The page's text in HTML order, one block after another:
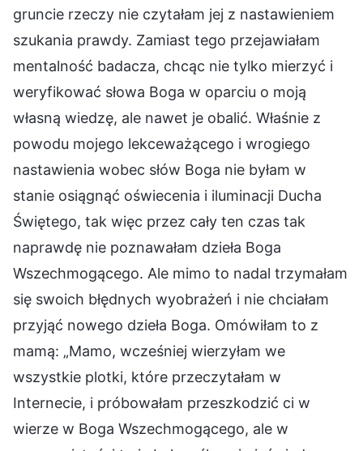
gruncie rzeczy nie czytałam jej z nastawieniem
szukania prawdy. Zamiast tego przejawiałam
mentalność badacza, chcąc nie tylko mierzyć i
weryfikować słowa Boga w oparciu o moją
własną wiedzę, ale nawet je obalić. Właśnie z
powodu mojego lekceważącego i wrogiego
nastawienia wobec słów Boga nie byłam w
stanie osiągnąć oświecenia i iluminacji Ducha
Świętego, tak więc przez cały ten czas tak
naprawdę nie poznawałam dzieła Boga
Wszechmogącego. Ale mimo to nadal trzymałam
się swoich błędnych wyobrażeń i nie chciałam
przyjąć nowego dzieła Boga. Omówiłam to z
mamą: „Mamo, wcześniej wierzyłam we
wszystkie plotki, które przeczytałam w
Internecie, i próbowałam przeszkodzić ci w
wierze w Boga Wszechmogącego, ale w